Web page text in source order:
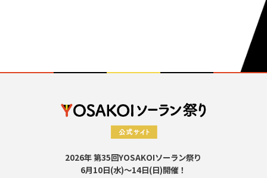
2026年 第35回YOSAKOIソーラン祭り
6月10日(水)～14日(日)開催！